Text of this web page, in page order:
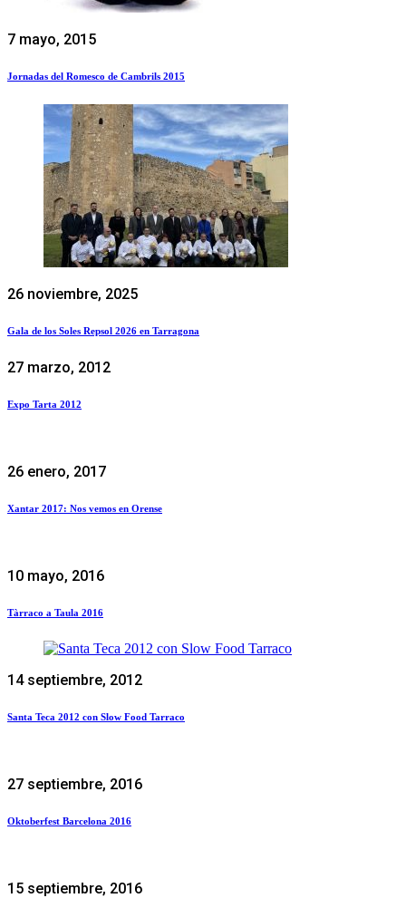
7 mayo, 2015
Jornadas del Romesco de Cambrils 2015
26 noviembre, 2025
Gala de los Soles Repsol 2026 en Tarragona
27 marzo, 2012
Expo Tarta 2012
26 enero, 2017
Xantar 2017: Nos vemos en Orense
10 mayo, 2016
Tàrraco a Taula 2016
14 septiembre, 2012
Santa Teca 2012 con Slow Food Tarraco
27 septiembre, 2016
Oktoberfest Barcelona 2016
15 septiembre, 2016